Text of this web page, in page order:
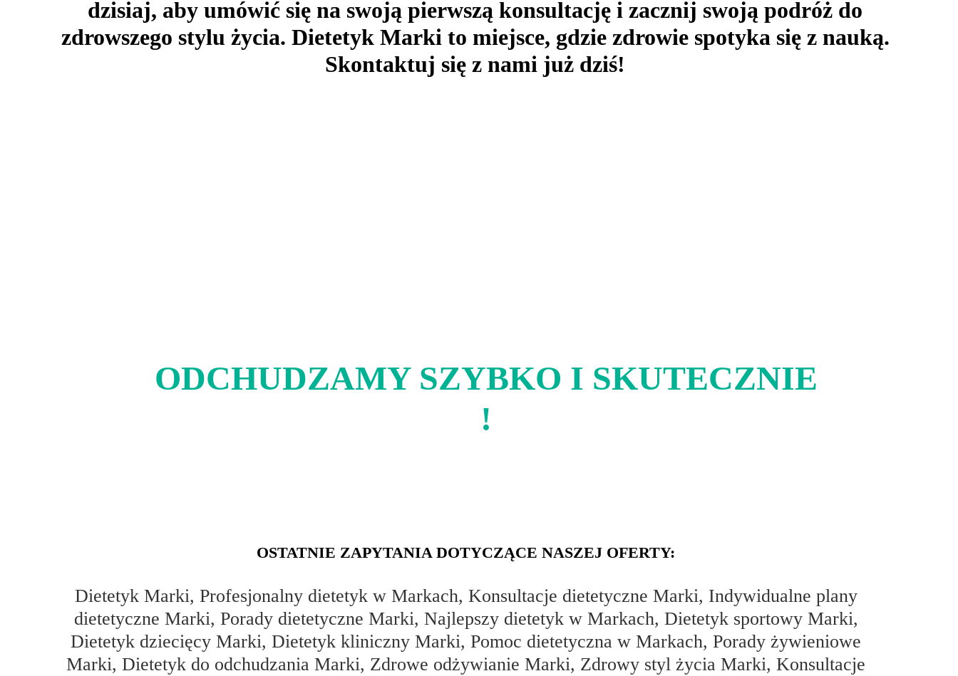
dzisiaj, aby umówić się na swoją pierwszą konsultację i zacznij swoją podróż do
zdrowszego stylu życia. Dietetyk Marki to miejsce, gdzie zdrowie spotyka się z nauką.
Skontaktuj się z nami już dziś!
ODCHUDZAMY SZYBKO I SKUTECZNIE
!
OSTATNIE ZAPYTANIA DOTYCZĄCE NASZEJ OFERTY:
Dietetyk Marki, Profesjonalny dietetyk w Markach, Konsultacje dietetyczne Marki, Indywidualne plany
dietetyczne Marki, Porady dietetyczne Marki, Najlepszy dietetyk w Markach, Dietetyk sportowy Marki,
Dietetyk dziecięcy Marki, Dietetyk kliniczny Marki, Pomoc dietetyczna w Markach, Porady żywieniowe
Marki, Dietetyk do odchudzania Marki, Zdrowe odżywianie Marki, Zdrowy styl życia Marki, Konsultacje